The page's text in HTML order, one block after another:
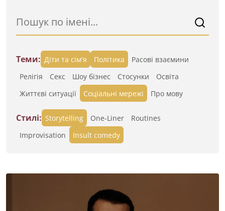
Теми: Діти та сім'я Політика
Расові взаємини
Релігія
Секс Шоу бізнес Стосунки
Освіта
Життєві ситуації
Cоціальні мережі Про мову
Стилі: Storytelling One-Liner
Routines
Improvisation
Insult comedy